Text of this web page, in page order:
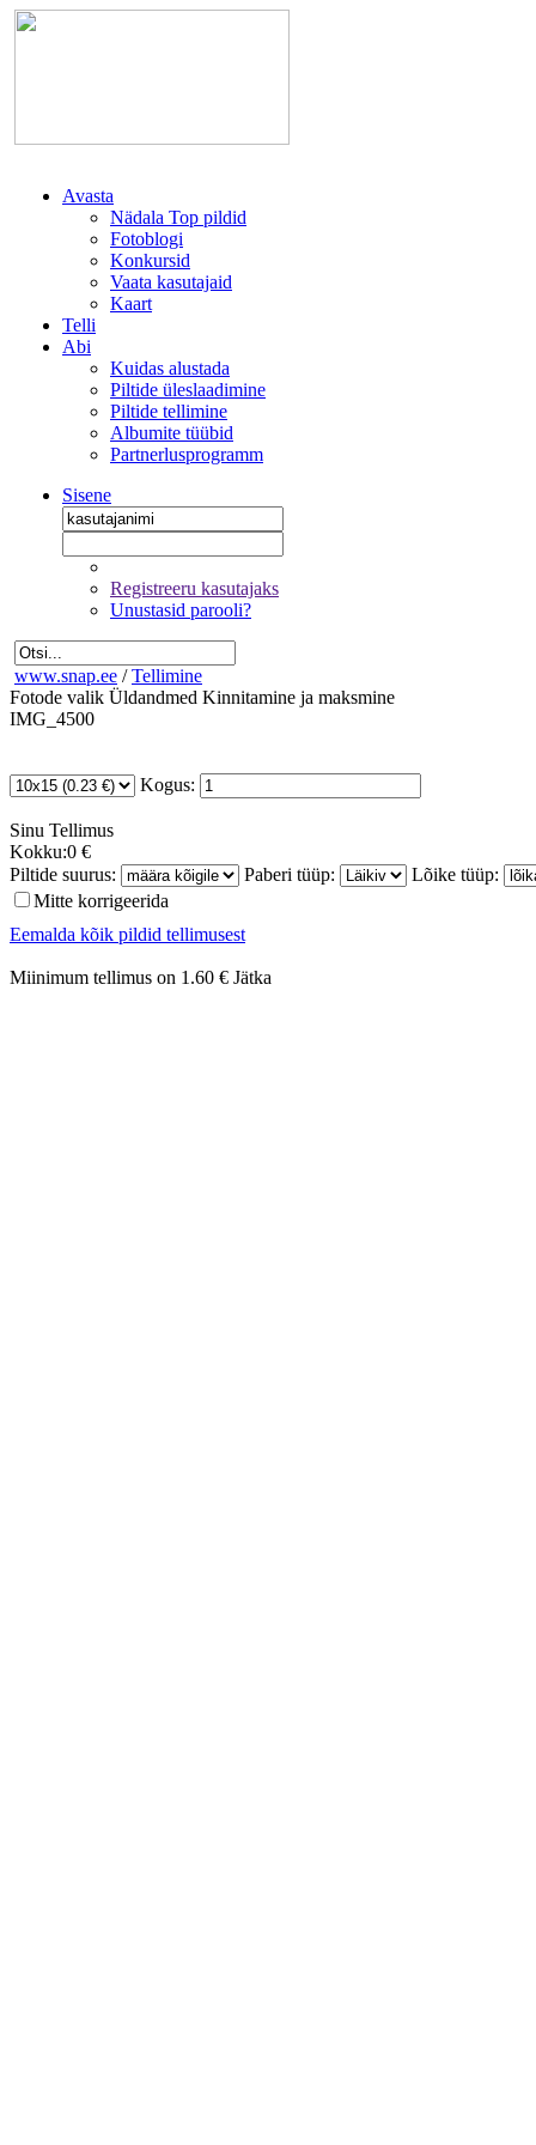
Avasta
Nädala Top pildid
Fotoblogi
Konkursid
Vaata kasutajaid
Kaart
Telli
Abi
Kuidas alustada
Piltide üleslaadimine
Piltide tellimine
Albumite tüübid
Partnerlusprogramm
Sisene
Registreeru kasutajaks
Unustasid parooli?
www.snap.ee / Tellimine
Fotode valik Üldandmed Kinnitamine ja maksmine
IMG_4500
Kogus:
Sinu Tellimus
Kokku:0 €
Piltide suurus:
Paberi tüüp:
Lõike tüüp:
Mitte korrigeerida
Eemalda kõik pildid tellimusest
Miinimum tellimus on 1.60 € Jätka